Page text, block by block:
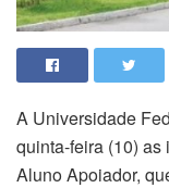
A Universidade
quinta-feira (10) as
Aluno Apoiador,